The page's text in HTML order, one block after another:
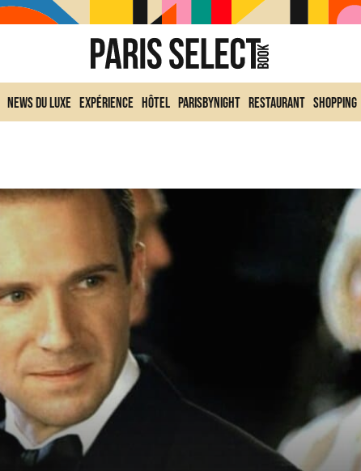
News du Luxe Expérience Hôtel ParisByNight Restaurant Shopping